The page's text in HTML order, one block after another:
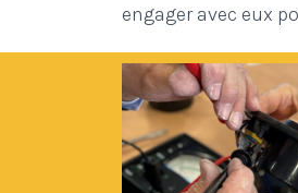
engager avec eux